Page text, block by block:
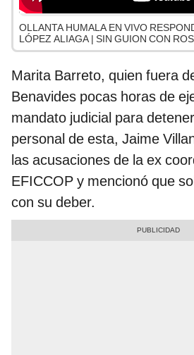
OLLANTA HUMALA EN VIVO
LÓPEZ ALIAGA | SIN GUION CON
Marita Barreto, quien fuera
Benavides pocas horas de
mandato judicial para
personal de esta, Jaime
las acusaciones de la ex
EFICCOP y mencionó que
con su deber.